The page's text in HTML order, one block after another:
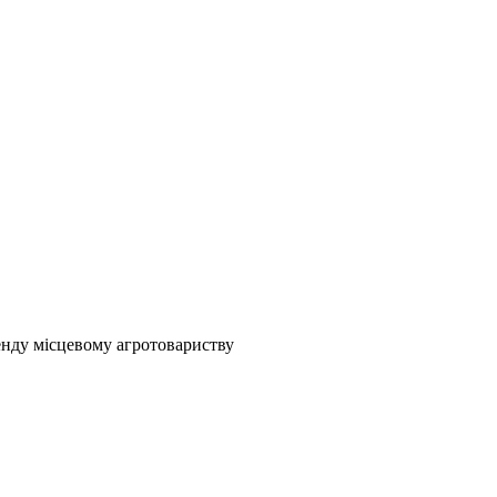
місцевому агротовариству